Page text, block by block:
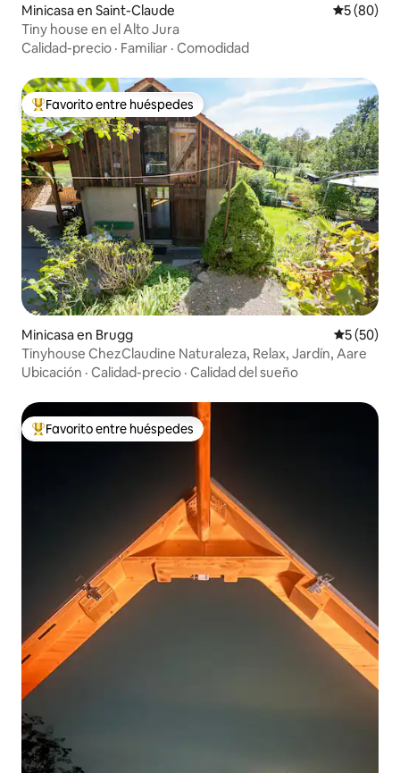
Minicasa en Saint-Claude
5 (80)
Tiny house en el Alto Jura
Calidad-precio · Familiar · Comodidad
Favorito entre huéspedes preferido
Favorito entre huéspedes
Minicasa en Brugg
5 (50)
Tinyhouse ChezClaudine Naturaleza, Relax, Jardín, Aare
Ubicación · Calidad-precio · Calidad del sueño
Favorito entre huéspedes preferido
Favorito entre huéspedes